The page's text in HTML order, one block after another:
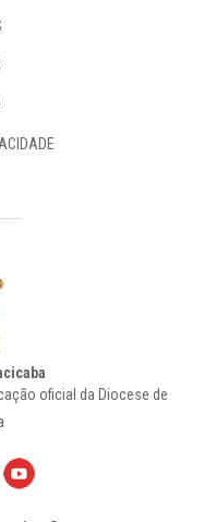
oficial da Diocese de